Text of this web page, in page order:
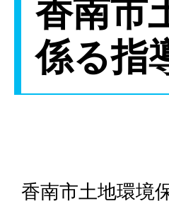
香南市
係る指
香南市土地環境